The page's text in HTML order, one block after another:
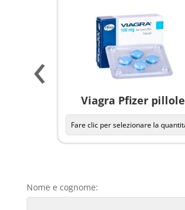
Viagra Pfizer pillole
‹
Nome e cognome: